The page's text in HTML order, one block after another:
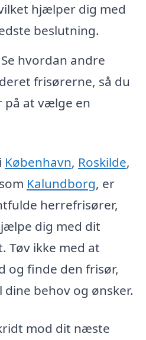
hjælper dig med
beslutning.
Se hvordan andre
frisørerne, så du
på at vælge en
København, Roskilde,
Kalundborg, er
herrefrisører,
dig med dit
ikke med at
og finde den frisør,
behov og ønsker.
mod dit næste